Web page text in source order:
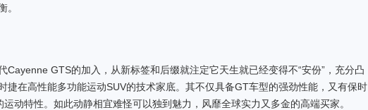
。
Cayenne GTS的加入，从新标签和后缀就注定它天生就已经变得不“安份”，充分凸
捷在高性能多功能运动SUV的技术家底。其不仅具备GT车型的强劲性能，又有保时
运动特性。如此动静相宜难怪可以独到魅力，风靡全球实力又多金的高端买家。